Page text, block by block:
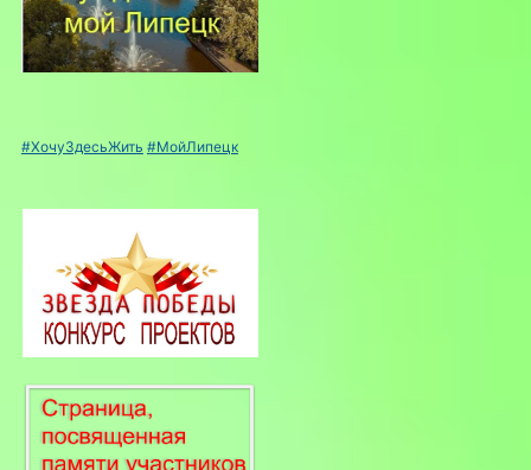
#ХочуЗдесьЖить #МойЛипецк